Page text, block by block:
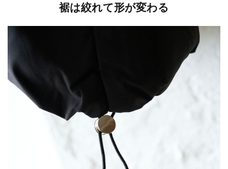
裾は絞れて形が変わる